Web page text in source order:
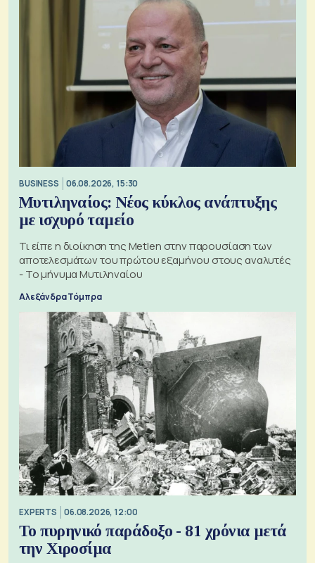
BUSINESS 06.08.2026, 15:30
Μυτιληναίος: Νέος κύκλος ανάπτυξης
με ισχυρό ταμείο
Τι είπε η διοίκηση της Metlen στην παρουσίαση των
αποτελεσμάτων του πρώτου εξαμήνου στους αναλυτές
- Το μήνυμα Μυτιληναίου
Αλεξάνδρα Τόμπρα
EXPERTS 06.08.2026, 12:00
Το πυρηνικό παράδοξο - 81 χρόνια μετά
την Χιροσίμα